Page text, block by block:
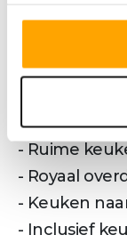
Woningtype
Ligging in
Kenmerken
- Twee
- Ruime
- Royaal
- Keuken
- Inclusief